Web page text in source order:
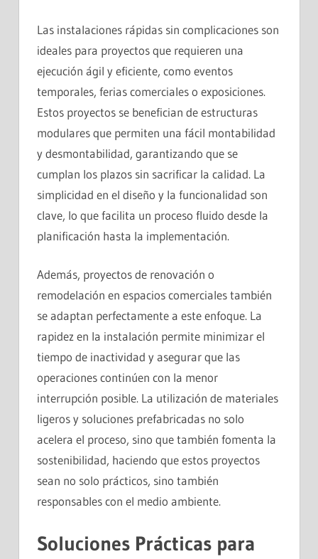
Las instalaciones rápidas sin complicaciones son
ideales para proyectos que requieren una
ejecución ágil y eficiente, como eventos
temporales, ferias comerciales o exposiciones.
Estos proyectos se benefician de estructuras
modulares que permiten una fácil montabilidad
y desmontabilidad, garantizando que se
cumplan los plazos sin sacrificar la calidad. La
simplicidad en el diseño y la funcionalidad son
clave, lo que facilita un proceso fluido desde la
planificación hasta la implementación.
Además, proyectos de renovación o
remodelación en espacios comerciales también
se adaptan perfectamente a este enfoque. La
rapidez en la instalación permite minimizar el
tiempo de inactividad y asegurar que las
operaciones continúen con la menor
interrupción posible. La utilización de materiales
ligeros y soluciones prefabricadas no solo
acelera el proceso, sino que también fomenta la
sostenibilidad, haciendo que estos proyectos
sean no solo prácticos, sino también
responsables con el medio ambiente.
Soluciones Prácticas para